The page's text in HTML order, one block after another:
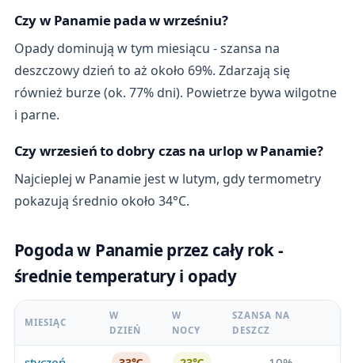
Czy w Panamie pada w wrześniu?
Opady dominują w tym miesiącu - szansa na
deszczowy dzień to aż około 69%. Zdarzają się
również burze (ok. 77% dni). Powietrze bywa wilgotne
i parne.
Czy wrzesień to dobry czas na urlop w Panamie?
Najcieplej w Panamie jest w lutym, gdy termometry
pokazują średnio około 34°C.
Pogoda w Panamie przez cały rok -
średnie temperatury i opady
MIESIĄC
W
DZIEŃ
W
NOCY
SZANSA NA
DESZCZ